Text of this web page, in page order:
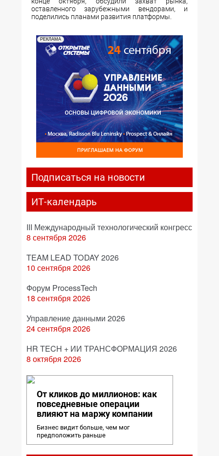
оставленного зарубежными вендорами, и
поделились планами развития платформы.
РЕКЛАМА
Подписаться на новости
ИТ-календарь
III Международный технологический конгресс
8 сентября 2026
TEAM LEAD TODAY 2026
10 сентября 2026
Форум ProcessTech
18 сентября 2026
Управление данными 2026
24 сентября 2026
HR TECH + ИИ ТРАНСФОРМАЦИЯ 2026
8 октября 2026
От кликов до миллионов: как
повседневные операции
влияют на маржу компании
Бизнес видит больше, чем мог
предположить раньше